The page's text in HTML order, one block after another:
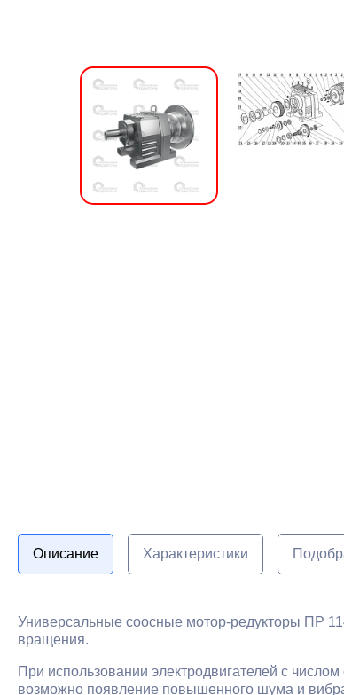
Описание Характеристики
Универсальные соосные мотор-редукторы ПР
вращения.
При использовании электродвигателей с
возможно появление повышенного шума и